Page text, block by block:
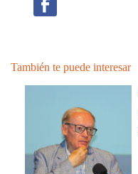
También te puede interesar